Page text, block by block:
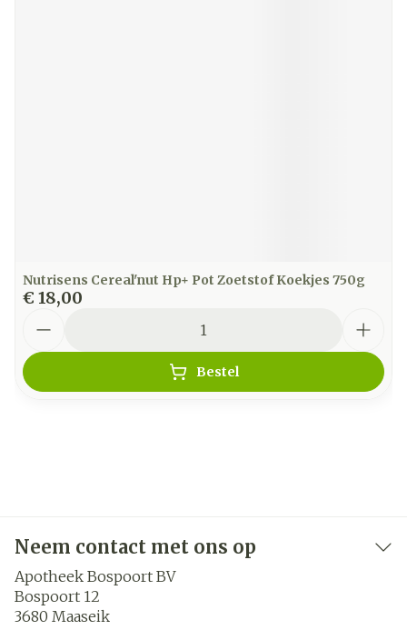
Nutrisens Cereal'nut Hp+ Pot Zoetstof Koekjes 750g
€ 18,00
Bestel
Neem contact met ons op
Apotheek Bospoort BV
Bospoort 12
3680 Maaseik